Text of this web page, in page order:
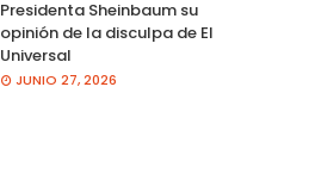
Presidenta Sheinbaum su
opinión de la disculpa de El
Universal
JUNIO 27, 2026